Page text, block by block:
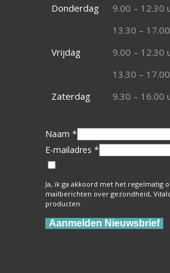
Donderdag
9.00 – 12.30
13.30 –
Vrijdag
9.00 – 12.30
13.30 –
Zaterdag
9.30 – 16.00
Naam *
E-mailadres *
Ja, ik ga akkoord met het regelmatig
mailberichten over gezondheid,
producten.
Aanmelden Nieuwsbrief